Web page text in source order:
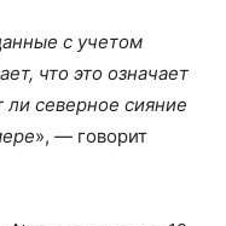
с учетом
что это означает
северное сияние
», — говорит